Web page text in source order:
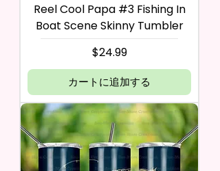
Reel Cool Papa #3 Fishing In
Boat Scene Skinny Tumbler
価格
$24.99
カートに追加する